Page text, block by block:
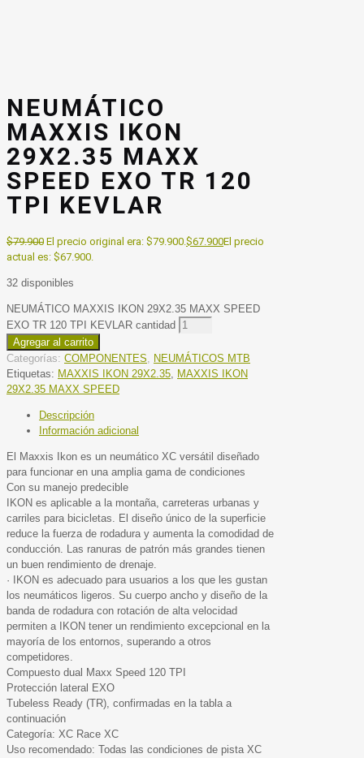
NEUMÁTICO
MAXXIS IKON
29X2.35 MAXX
SPEED EXO TR 120
TPI KEVLAR
$79.900 El precio original era: $79.900.$67.900El precio
actual es: $67.900.
32 disponibles
NEUMÁTICO MAXXIS IKON 29X2.35 MAXX SPEED
EXO TR 120 TPI KEVLAR cantidad
Agregar al carrito
Categorías: COMPONENTES, NEUMÁTICOS MTB
Etiquetas: MAXXIS IKON 29X2.35, MAXXIS IKON
29X2.35 MAXX SPEED
Descripción
Información adicional
El Maxxis Ikon es un neumático XC versátil diseñado
para funcionar en una amplia gama de condiciones
Con su manejo predecible
IKON es aplicable a la montaña, carreteras urbanas y
carriles para bicicletas. El diseño único de la superficie
reduce la fuerza de rodadura y aumenta la comodidad de
conducción. Las ranuras de patrón más grandes tienen
un buen rendimiento de drenaje.
· IKON es adecuado para usuarios a los que les gustan
los neumáticos ligeros. Su cuerpo ancho y diseño de la
banda de rodadura con rotación de alta velocidad
permiten a IKON tener un rendimiento excepcional en la
mayoría de los entornos, superando a otros
competidores.
Compuesto dual Maxx Speed 120 TPI
Protección lateral EXO
Tubeless Ready (TR), confirmadas en la tabla a
continuación
Categoría: XC Race XC
Uso recomendado: Todas las condiciones de pista XC